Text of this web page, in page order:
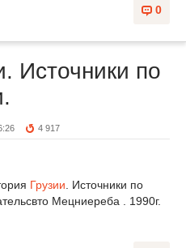
0
Источники по
4 917
Грузии . Источники по
Мецниереба . 1990г.